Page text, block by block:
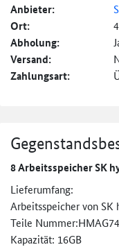
Anbieter:
Ort:
Abholung:
Versand:
Zahlungsart:
8 Arbeitsspeicher SK
Lieferumfang:
Arbeitsspeicher von SK
Teile
Kapazität: 16GB